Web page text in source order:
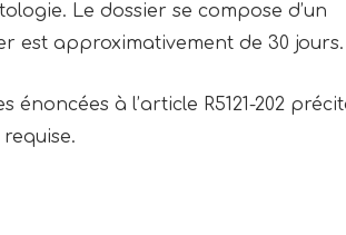
Le dossier se compose d’un
est approximativement de 30 jours.
à l’article R5121-202
requise.